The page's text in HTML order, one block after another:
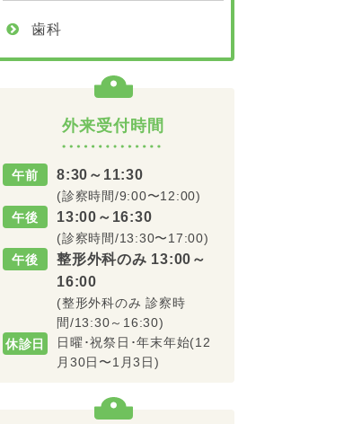
歯科
外来受付時間
午前 8:30～11:30
(診察時間/9:00〜12:00)
午後
13:00～16:30
(診察時間/13:30〜17:00)
午後
整形外科のみ 13:00～
16:00
(整形外科のみ 診察時
間/13:30～16:30)
休診日
日曜･祝祭日･年末年始(12
月30日〜1月3日)